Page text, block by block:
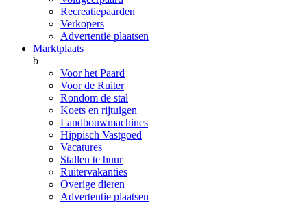
Recreatiepaarden
Verkopers
Advertentie plaatsen
Marktplaats
b
Voor het Paard
Voor de Ruiter
Rondom de stal
Koets en rijtuigen
Landbouwmachines
Hippisch Vastgoed
Vacatures
Stallen te huur
Ruitervakanties
Overige dieren
Advertentie plaatsen